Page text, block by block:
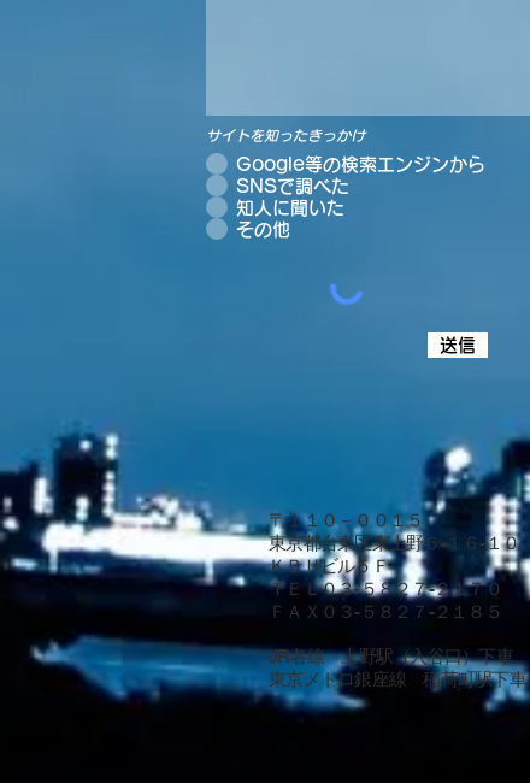
サイトを知ったきっかけ
Google等の検索エンジンから
SNSで調べた
知人に聞いた
その他
送信
〒１１０－００１５
東京都台東区東上野６-１６-１０
ＫＢＵビル５Ｆ
ＴＥＬ０３-５８２７-２１７０
ＦＡＸ０３-５８２７-２１８５
JR各線 上野駅（入谷口）下車
東京メトロ銀座線 稲荷町駅下